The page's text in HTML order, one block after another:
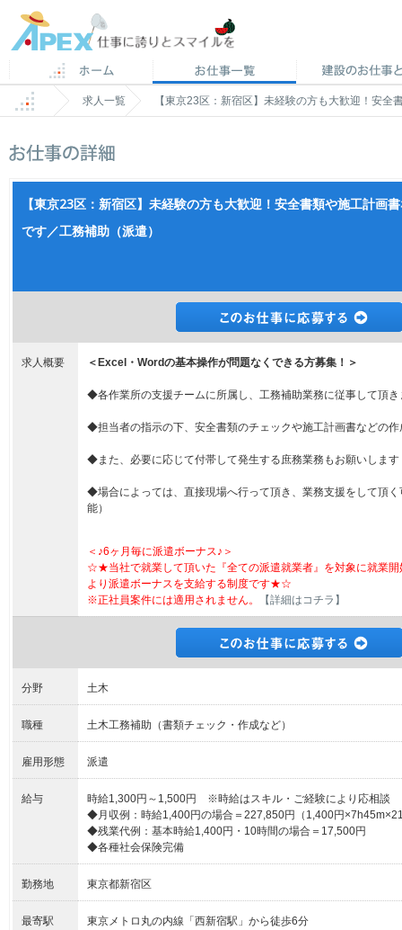
求人一覧 【東京23区：新宿区】未経験の方も大歓迎！安
【東京23区：新宿区】未経験の方も大歓迎！安全書類や施工計画
です／工務補助（派遣）
求人概要 ＜Excel・Wordの基本操作が問題なくできる方募集！＞
◆各作業所の支援チームに所属し、工務補助業務に従事して頂き
◆担当者の指示の下、安全書類のチェックや施工計画書などの
◆また、必要に応じて付帯して発生する庶務業務もお願いします
◆場合によっては、直接現場へ行って頂き、業務支援をして頂
能）
＜♪6ヶ月毎に派遣ボーナス♪＞
☆★当社で就業して頂いた『全ての派遣就業者』を対象に就業開
より派遣ボーナスを支給する制度です★☆
※正社員案件には適用されません。
【詳細はコチラ】
分野 土木
職種 土木工務補助（書類チェック・作成など）
雇用形態 派遣
給与
時給1,300円～1,500円 ※時給はスキル・ご経験により応相談
◆月収例：時給1,400円の場合＝227,850円（1,400円
◆残業代例：基本時給1,400円・10時間の場合＝17,500円
◆各種社会保険完備
勤務地 東京都新宿区
最寄駅
東京メトロ丸の内線「西新宿駅」から徒歩6分